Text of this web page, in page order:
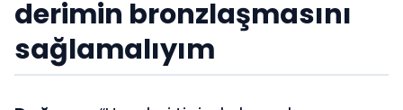
derimin bronzlaşmasını
sağlamalıyım